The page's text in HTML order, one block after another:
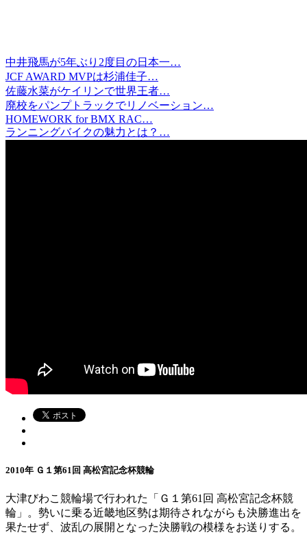
中井飛馬が5年ぶり2度目の日本一…
JCF AWARD MVPは杉浦佳子…
佐藤水菜がケイリンで世界王者…
廃校をパンプトラックでリノベーション…
HOMEWORK for BMX RAC…
ランニングバイクの魅力とは？…
2010年 Ｇ１第61回 高松宮記念杯競輪
大津びわこ競輪場で行われた「Ｇ１第61回 高松宮記念杯競
輪」。勢いに乗る近畿地区勢は期待されながらも決勝進出を
果たせず、波乱の展開となった決勝戦の模様をお送りする。